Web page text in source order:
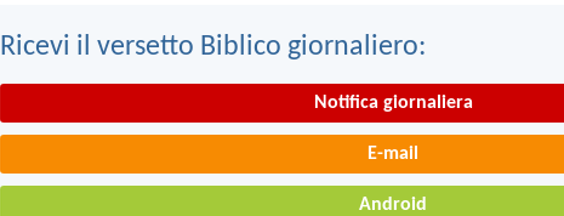
Ricevi il versetto Biblico giornaliero:
Notifica giornaliera
E-mail
Android